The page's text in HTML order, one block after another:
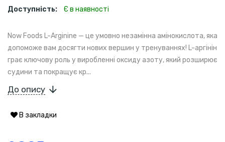
Доступність:
Є в наявності
Now Foods L-Arginine — це умовно незамінна амінокислота, яка
допоможе вам досягти нових вершин у тренуваннях! L-аргінін
грає ключову роль у виробленні оксиду азоту, який розширює
судини та покращує кр...
До опису
В закладки